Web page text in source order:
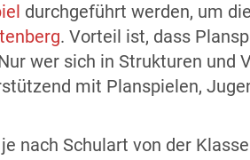
durchgeführt werden, um
. Vorteil ist, dass
wer sich in Strukturen und
mit Planspielen,
nach Schulart von der